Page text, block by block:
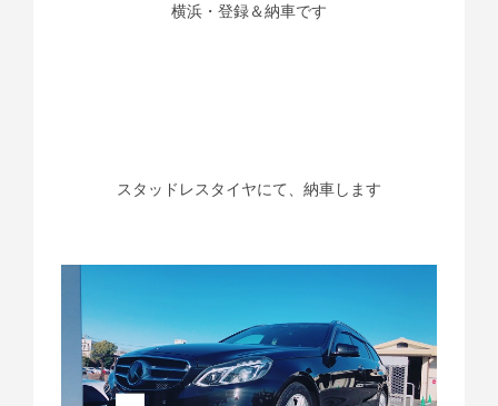
横浜・登録＆納車です
スタッドレスタイヤにて、納車します